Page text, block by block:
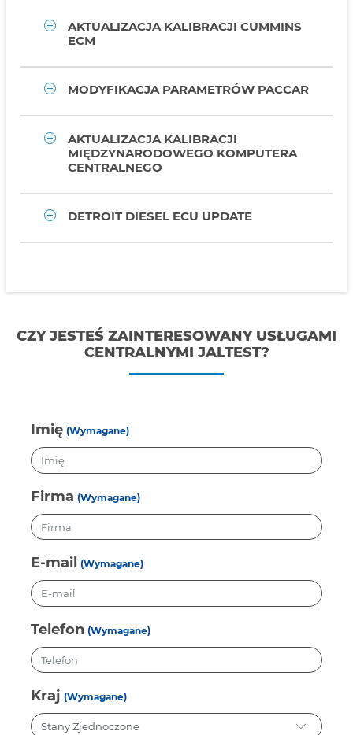
AKTUALIZACJA KALIBRACJI CUMMINS
ECM
MODYFIKACJA PARAMETRÓW PACCAR
AKTUALIZACJA KALIBRACJI
MIĘDZYNARODOWEGO KOMPUTERA
CENTRALNEGO
DETROIT DIESEL ECU UPDATE
CZY JESTEŚ ZAINTERESOWANY USŁUGAMI
CENTRALNYMI JALTEST?
Imię (Wymagane)
Firma (Wymagane)
E-mail (Wymagane)
Telefon (Wymagane)
Kraj (Wymagane)